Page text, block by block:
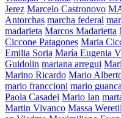
Jerez Marcelo Castronovo
Antorchas marcha federal
madarieta Marcos Madarietta
Ciccone Patagones Maria
Emilia Soria María Eugenia
Guidolin mariana arregui
Marino Ricardo Mario
mario franccioni mario guanca
Paola Casadei Mario Ian
Martin Vivanco Massa